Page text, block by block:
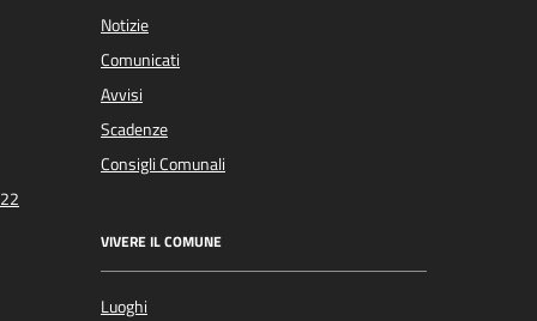
Notizie
Comunicati
Avvisi
Scadenze
Consigli Comunali
VIVERE IL COMUNE
Luoghi